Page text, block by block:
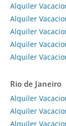
Alquiler
Alquiler
Alquiler
Alquiler
Alquiler
Rio de Janeiro
Alquiler
Alquiler
Alquiler